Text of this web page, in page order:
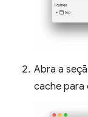
Abra a
cache para